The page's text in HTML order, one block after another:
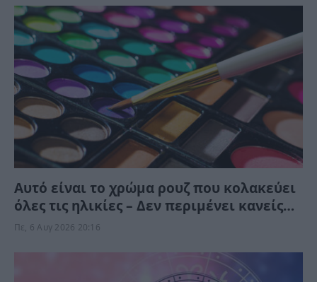
Αυτό είναι το χρώμα ρουζ που κολακεύει
όλες τις ηλικίες – Δεν περιμένει κανείς
ότι “χαρίζει” τέτοια φρεσκάδα και
Πε, 6 Αυγ 2026 20:16